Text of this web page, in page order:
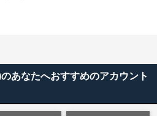
あなたへおすすめのアカウント